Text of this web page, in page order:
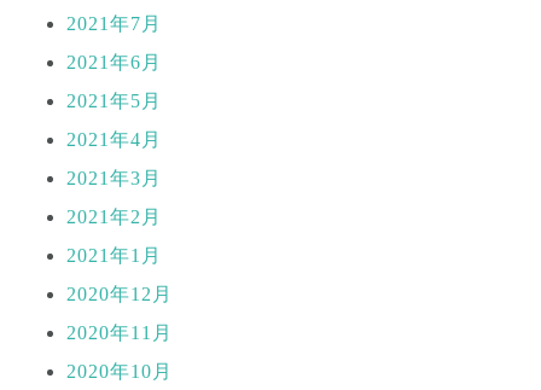
2021年7月
2021年6月
2021年5月
2021年4月
2021年3月
2021年2月
2021年1月
2020年12月
2020年11月
2020年10月